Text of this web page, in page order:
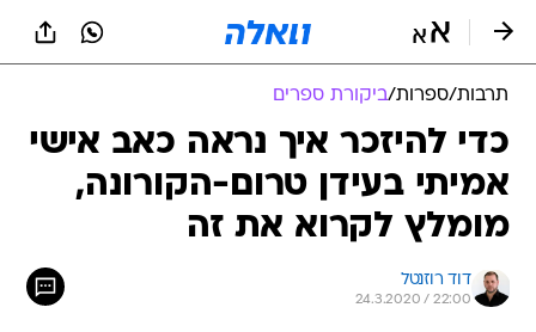
תרבות/ספרות/ביקורת ספרים
כדי להיזכר איך נראה כאב אישי
אמיתי בעידן טרום-הקורונה,
מומלץ לקרוא את זה
דוד רוזנטל
24.3.2020 / 22:00